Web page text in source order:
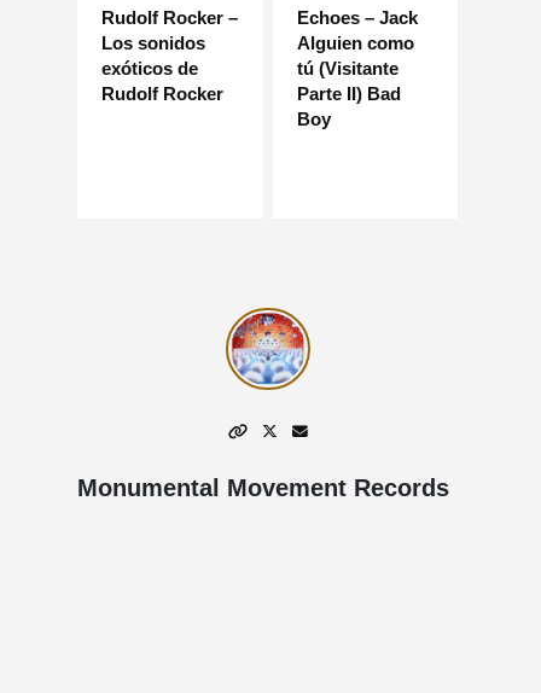
Rudolf Rocker –
Los sonidos
exóticos de
Rudolf Rocker
Echoes – Jack
Alguien como
tú (Visitante
Parte II) Bad
Boy
Monumental Movement Records